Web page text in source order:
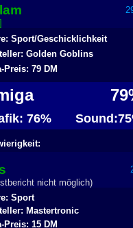
Sport/Geschicklichkeit
Golden Goblins
Preis: 79 DM
76%
nicht möglich)
Sport
Mastertronic
Preis: 15 DM